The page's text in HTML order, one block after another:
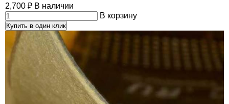
2,700 ₽ В наличии
В корзину
Купить в один клик